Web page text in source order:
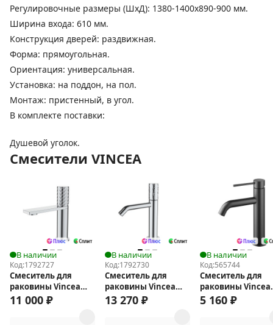
Регулировочные размеры (ШхД): 1380-1400х890-900 мм.
Ширина входа: 610 мм.
Конструкция дверей: раздвижная.
Форма: прямоугольная.
Ориентация: универсальная.
Установка: на поддон, на пол.
Монтаж: пристенный, в угол.
В комплекте поставки:
Душевой уголок.
Смесители VINCEA
В наличии
Код:1792727
Смеситель для
раковины Vincea
Альто (Alto) VBF-
11 000 ₽
В наличии
Код:1792730
Смеситель для
раковины Vincea
Аура (Aura) VBF-
13 270 ₽
В наличии
Код:565744
Смеситель для
раковины Vincea
City VBF-2C1GM
5 160 ₽